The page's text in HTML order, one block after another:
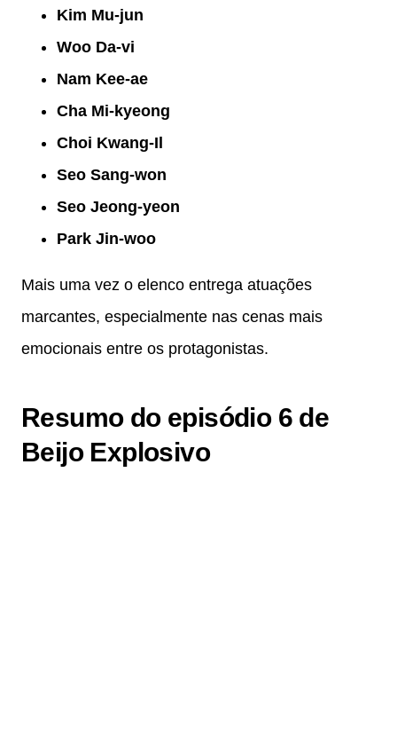
Kim Mu-jun
Woo Da-vi
Nam Kee-ae
Cha Mi-kyeong
Choi Kwang-Il
Seo Sang-won
Seo Jeong-yeon
Park Jin-woo
Mais uma vez o elenco entrega atuações
marcantes, especialmente nas cenas mais
emocionais entre os protagonistas.
Resumo do episódio 6 de
Beijo Explosivo